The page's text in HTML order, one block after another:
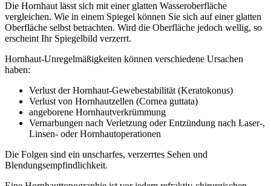
Die Hornhaut lässt sich mit einer glatten Wasseroberfläche
vergleichen. Wie in einem Spiegel können Sie sich auf einer glatten
Oberfläche selbst betrachten. Wird die Oberfläche jedoch wellig, so
erscheint Ihr Spiegelbild verzerrt.
Hornhaut-Unregelmäßigkeiten können verschiedene Ursachen
haben:
Verlust der Hornhaut-Gewebestabilität (Keratokonus)
Verlust von Hornhautzellen (Cornea guttata)
angeborene Hornhautverkrümmung
Vernarbungen nach Verletzung oder Entzündung nach Laser-,
Linsen- oder Hornhautoperationen
Die Folgen sind ein unscharfes, verzerrtes Sehen und
Blendungsempfindlichkeit.